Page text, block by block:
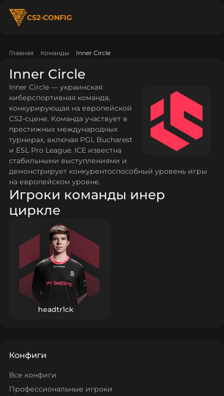
CS2-CONFIG
Главная Команды Inner Circle
Inner Circle
Inner Circle — украинская
киберспортивная команда,
конкурирующая на европейской
CS2-сцене. Команда участвует в
престижных международных
турнирах, включая PGL Bucharest
и ESL Pro League. ICE известна
стабильными выступлениями и
демонстрирует конкурентоспособный уровень игры
на европейском уровне.
Игроки команды инер
циркле
headtr1ck
Конфиги
Все конфиги
Профессиональные игроки